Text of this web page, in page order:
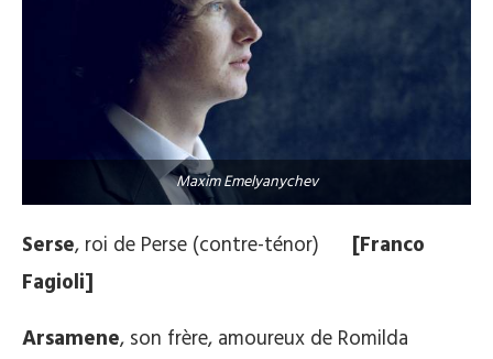
Maxim Emelyanychev
Serse, roi de Perse (contre-ténor) [Franco
Fagioli]
Arsamene, son frère, amoureux de Romilda